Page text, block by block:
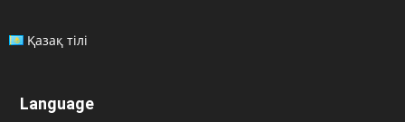
Қазақ тілі
Language